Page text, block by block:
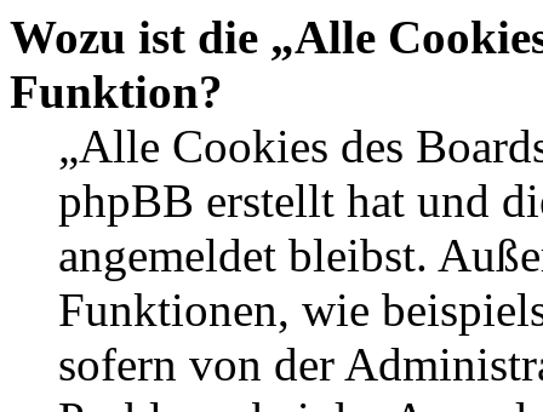
Wozu ist die „Alle
Funktion?
„Alle Cookies des
phpBB erstellt hat und
angemeldet bleibst.
Funktionen, wie
sofern von der